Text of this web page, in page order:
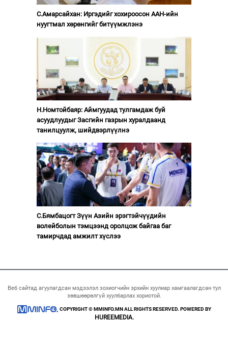
С.Амарсайхан: Иргэдийг хохироосон ААН-ийн
нуугтмал хөрөнгийг битүүмжлэнэ
Н.Номтойбаяр: Аймгуудад тулгамдаж буй
асуудлуудыг Засгийн газрын хуралдаанд
танилцуулж, шийдвэрлүүлнэ
С.Бямбацогт Зүүн Азийн эрэгтэйчүүдийн
волейболын тэмцээнд оролцож байгаа баг
тамирчдад амжилт хүслээ
Веб сайтад агуулагдсан мэдээлэл зохиогчийн эрхийн хуулиар хамгаалагдсан тул
зөвшөөрөлгүй хуулбарлах хориотой.
COPYRIGHT © MMINFO.MN ALL RIGHTS RESERVED. POWERED BY
HUREEMEDIA.